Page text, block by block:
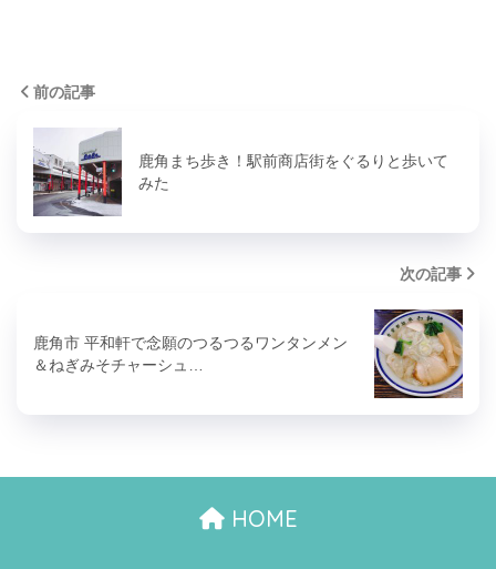
前の記事
鹿角まち歩き！駅前商店街をぐるりと歩いて
みた
次の記事
鹿角市 平和軒で念願のつるつるワンタンメン
＆ねぎみそチャーシュ…
HOME